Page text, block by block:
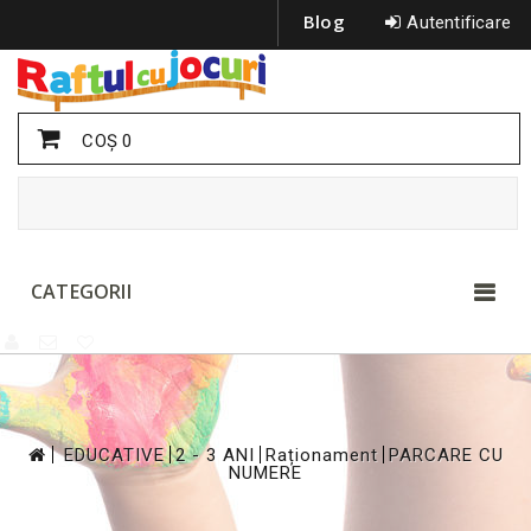
Autentificare
Blog
COŞ0
CATEGORII
>
EDUCATIVE
>
2 - 3 ANI
Raționament PARCARE CU
NUMERE